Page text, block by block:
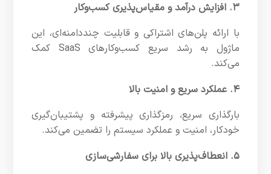
۳. افزایش درآمد و مقیاس‌پذیری کسب‌وکار
با ارائه پلن‌های اشتراکی و قابلیت چنددامنه‌ای، این
ماژول به رشد سریع کسب‌وکارهای SaaS کمک
می‌کند.
۴. عملکرد سریع و امنیت بالا
بارگذاری سریع، رمزگذاری پیشرفته و پشتیبان‌گیری
خودکار، امنیت و عملکرد سیستم را تضمین می‌کند.
۵. انعطاف‌پذیری بالا برای سفارشی‌سازی